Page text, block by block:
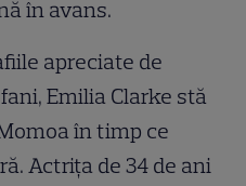
în avans.
apreciate de
Emilia Clarke stă
în timp ce
Actrița de 34 de ani